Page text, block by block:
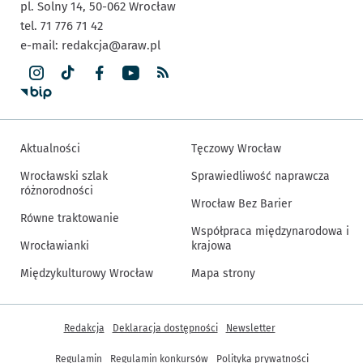
pl. Solny 14, 50-062 Wrocław
tel. 71 776 71 42
e-mail: redakcja@araw.pl
Aktualności
Wrocławski szlak
różnorodności
Równe traktowanie
Wrocławianki
Międzykulturowy Wrocław
Tęczowy Wrocław
Sprawiedliwość naprawcza
Wrocław Bez Barier
Współpraca międzynarodowa i
krajowa
Mapa strony
Inne informacje
Redakcja Deklaracja dostępności Newsletter
Regulamin Regulamin konkursów Polityka prywatności